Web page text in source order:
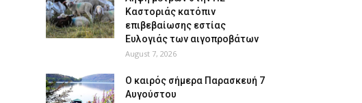
Καστοριάς κατόπιν
επιβεβαίωσης εστίας
Ευλογιάς των αιγοπροβάτων
August 7, 2026
Ο καιρός σήμερα Παρασκευή 7
Αυγούστου